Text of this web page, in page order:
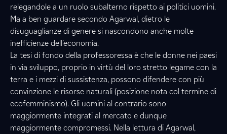
relegandole a un ruolo subalterno rispetto ai politici uomini.
Ma a ben guardare secondo Agarwal, dietro le
disuguaglianze di genere si nascondono anche molte
inefficienze dell’economia.
La tesi di fondo della professoressa è che le donne nei paesi
in via sviluppo, proprio in virtù del loro stretto legame con la
terra e i mezzi di sussistenza, possono difendere con più
convinzione le risorse naturali (posizione nota col termine di
ecofemminismo). Gli uomini al contrario sono
maggiormente integrati al mercato e dunque
maggiormente compromessi. Nella lettura di Agarwal,